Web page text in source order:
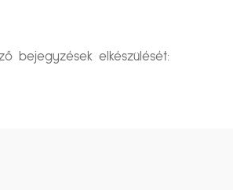
bejegyzések elkészülését: